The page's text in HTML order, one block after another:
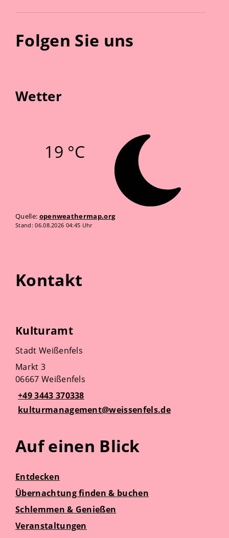
Folgen Sie uns
Wetter
19 °C
Quelle: openweathermap.org
Stand: 06.08.2026 04:45 Uhr
Kontakt
Kulturamt
Stadt Weißenfels
Markt 3
06667 Weißenfels
+49 3443 370338
kulturmanagement@weissenfels.de
Auf einen Blick
Entdecken
Übernachtung finden & buchen
Schlemmen & Genießen
Veranstaltungen